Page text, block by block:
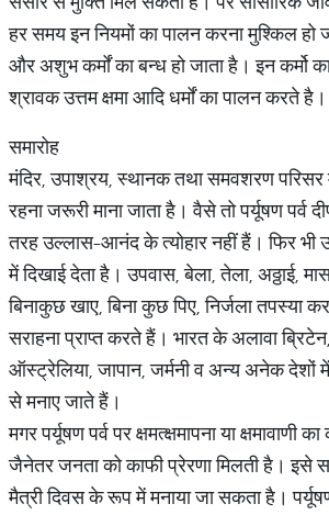
हर समय इन नियमों का पालन करना मुश्किल
और अशुभ कर्मों का बन्ध हो जाता है। इन कर्मो
श्रावक उत्तम क्षमा आदि धर्मों का पालन करते है।
समारोह
मंदिर, उपाश्रय, स्थानक तथा समवशरण
रहना जरूरी माना जाता है। वैसे तो पर्यूषण पर्व
तरह उल्लास-आनंद के त्योहार नहीं हैं। फिर भी
में दिखाई देता है। उपवास, बेला, तेला, अठ्ठाई,
बिनाकुछ खाए, बिना कुछ पिए, निर्जला तपस्या
सराहना प्राप्त करते हैं। भारत के अलावा
ऑस्ट्रेलिया, जापान, जर्मनी व अन्य अनेक देशों में
से मनाए जाते हैं।
मगर पर्यूषण पर्व पर क्षमत्क्षमापना या क्षमावाणी
जैनेतर जनता को काफी प्रेरणा मिलती है। इसे
मैत्री दिवस के रूप में मनाया जा सकता है।